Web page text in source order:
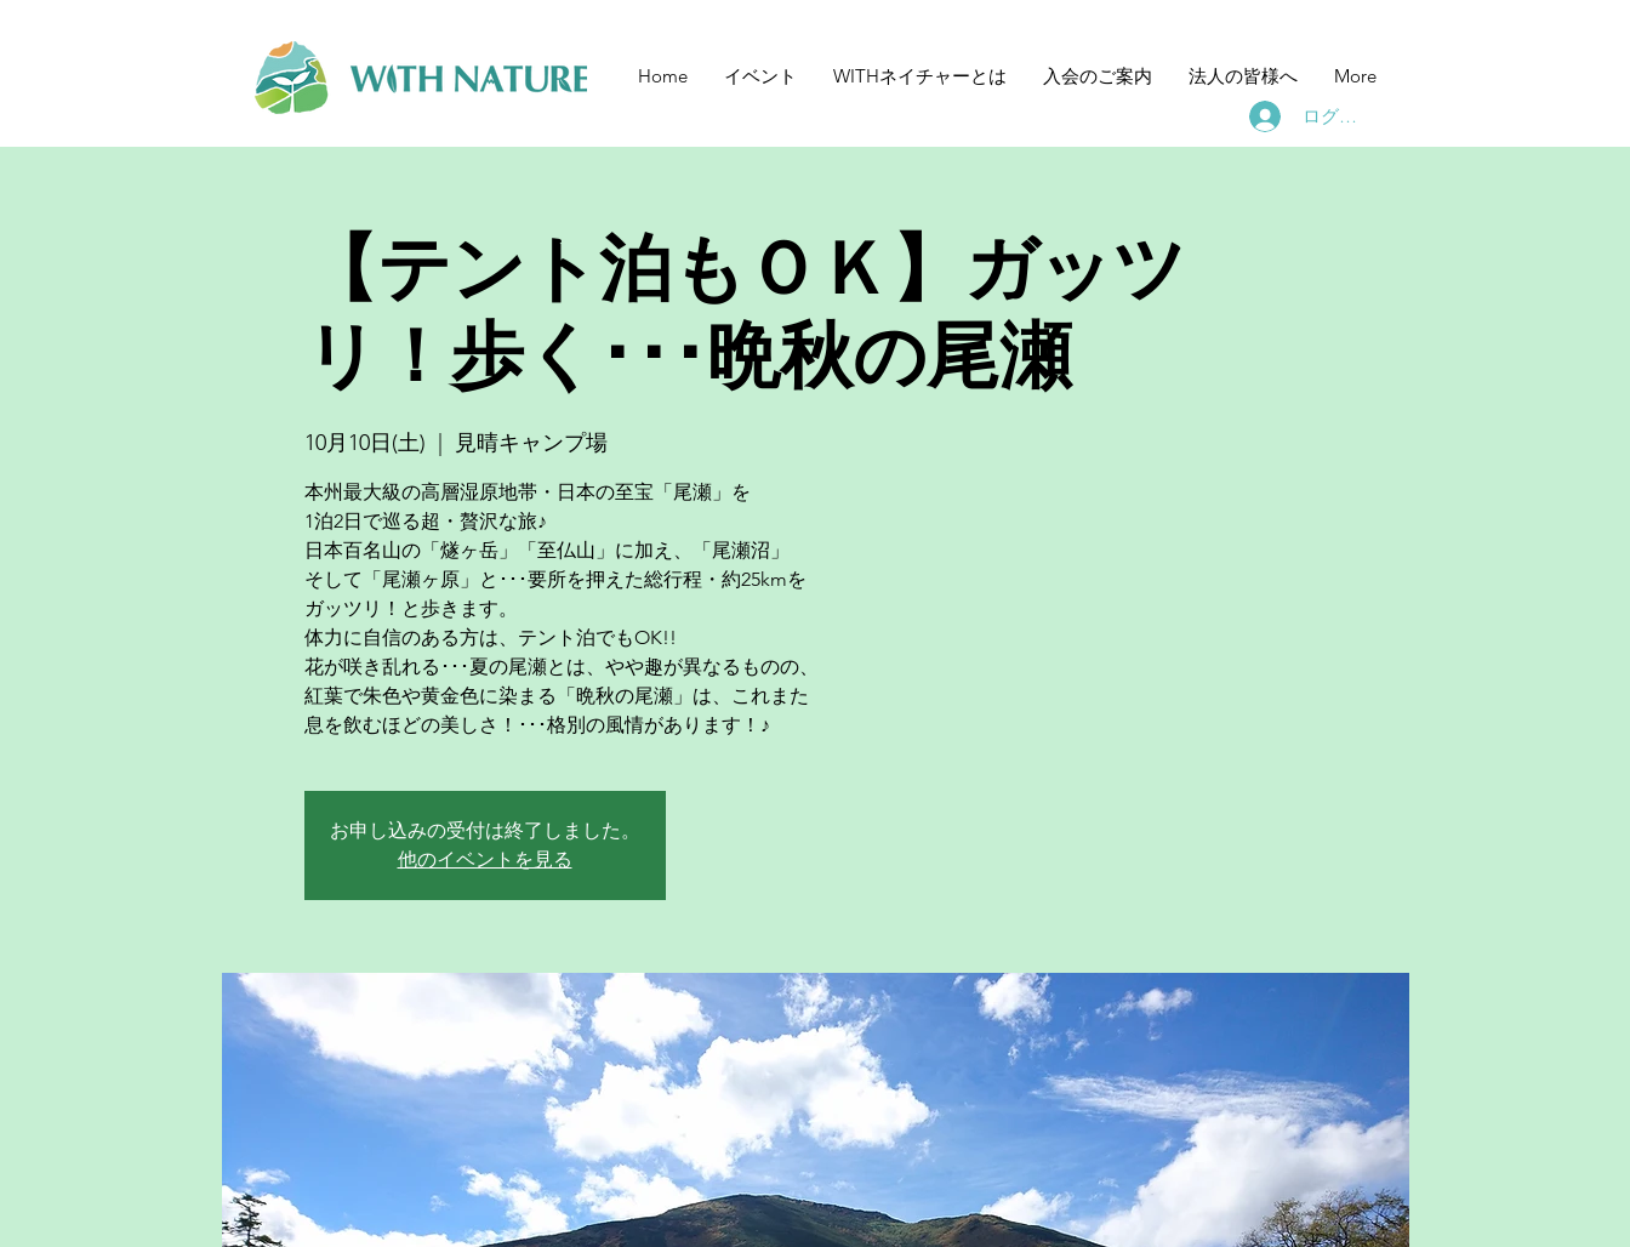
Home イベント WITHネイチャーとは 入会のご案内 法人の皆様へ
More
ログイン
【テント泊もＯＫ】ガッツ
リ！歩く･･･晩秋の尾瀬
10月10日(土) 見晴キャンプ場
本州最大級の高層湿原地帯・日本の至宝「尾瀬」を
1泊2日で巡る超・贅沢な旅♪
日本百名山の「燧ヶ岳」「至仏山」に加え、「尾瀬沼」
そして「尾瀬ヶ原」と･･･要所を押えた総行程・約25kmを
ガッツリ！と歩きます。
体力に自信のある方は、テント泊でもOK!!
花が咲き乱れる･･･夏の尾瀬とは、やや趣が異なるものの、
紅葉で朱色や黄金色に染まる「晩秋の尾瀬」は、これまた
息を飲むほどの美しさ！･･･格別の風情があります！♪
お申し込みの受付は終了しました。
他のイベントを見る